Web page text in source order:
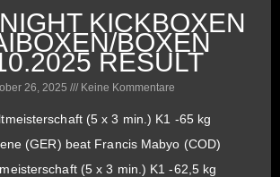
KICKBOXEN
BOXEN
RESULT
26, 2025 Keine Kommentare
(5 x 3 min.) K1 -65 kg
(GER) beat Francis Mabyo (COD)
(5 x 3 min.) K1 -62,5 kg